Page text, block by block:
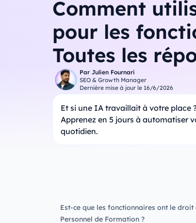
Comment
pour les
Toutes les
Par Julien Fournari
SEO & Growth Manager
Dernière mise à jour le 16/6/2026
Et si une IA travaillait à votre place
Apprenez en 5 jours à automatiser
quotidien.
Est-ce que les fonctionnaires ont le droit
Personnel de Formation ?